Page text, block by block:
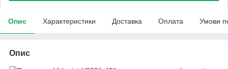
Опис Характеристики Доставка Оплата Умови
Опис